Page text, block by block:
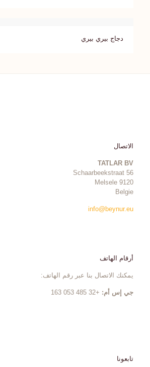
دجاج بيري بيري
الاتصال
TATLAR BV
Schaarbeekstraat 56
9120 Melsele
Belgie
info@beynur.eu
أرقام الهاتف
يمكنك الاتصال بنا عبر رقم الهاتف:
جي إس أم: +32 485 053 163
تابعونا